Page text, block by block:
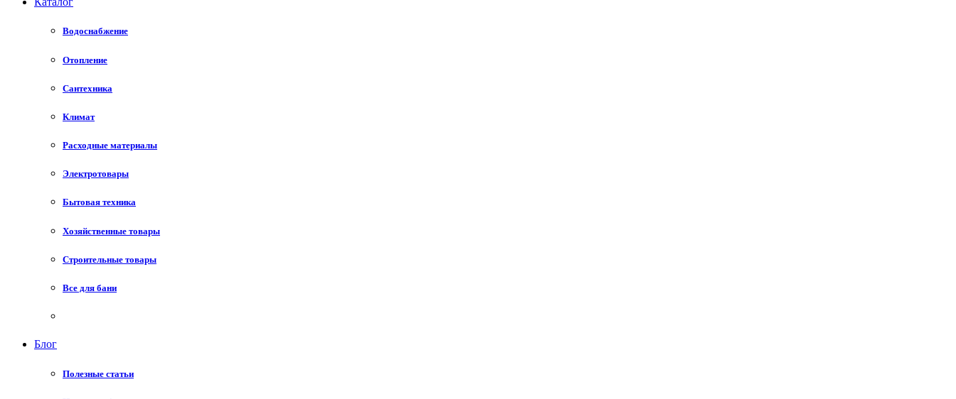
Водоснабжение
Отопление
Сантехника
Климат
Расходные материалы
Электротовары
Бытовая техника
Хозяйственные товары
Строительные товары
Все для бани
Блог
Полезные статьи